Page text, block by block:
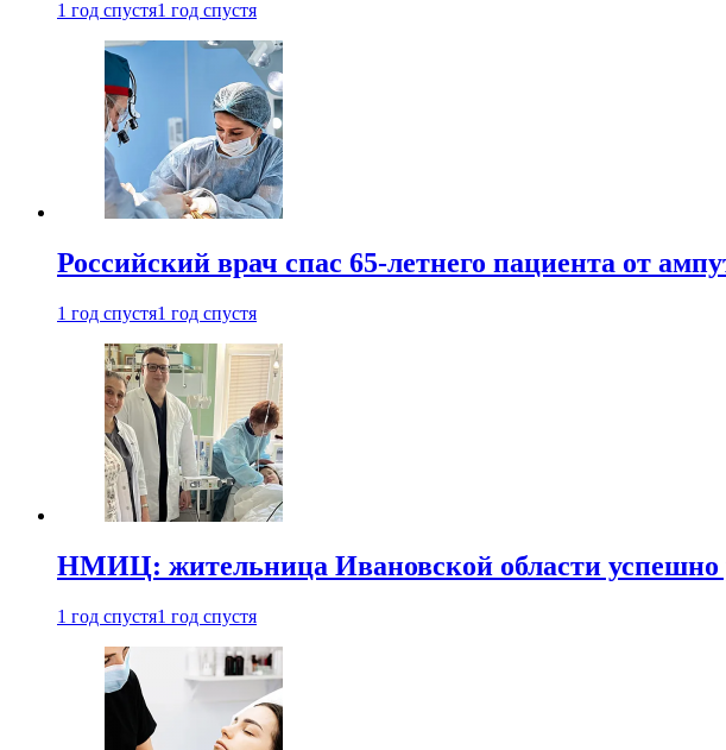
1 год спустя1 год спустя
Российский врач спас 65-летнего пациента от
1 год спустя1 год спустя
НМИЦ: жительница Ивановской области успешно
1 год спустя1 год спустя